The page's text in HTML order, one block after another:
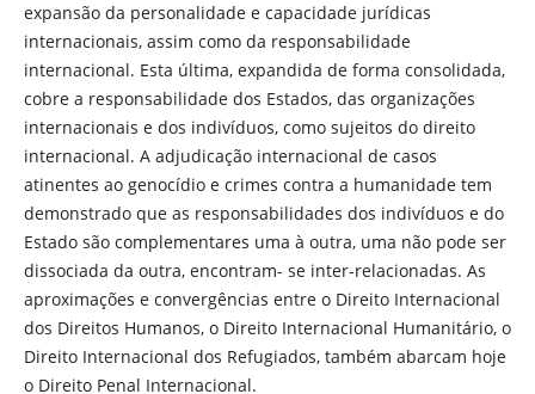
expansão da personalidade e capacidade jurídicas
internacionais, assim como da responsabilidade
internacional. Esta última, expandida de forma consolidada,
cobre a responsabilidade dos Estados, das organizações
internacionais e dos indivíduos, como sujeitos do direito
internacional. A adjudicação internacional de casos
atinentes ao genocídio e crimes contra a humanidade tem
demonstrado que as responsabilidades dos indivíduos e do
Estado são complementares uma à outra, uma não pode ser
dissociada da outra, encontram- se inter-relacionadas. As
aproximações e convergências entre o Direito Internacional
dos Direitos Humanos, o Direito Internacional Humanitário, o
Direito Internacional dos Refugiados, também abarcam hoje
o Direito Penal Internacional.